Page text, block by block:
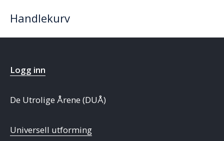
Handlekurv
Logg inn
De Utrolige Årene (DUÅ)
Universell utforming